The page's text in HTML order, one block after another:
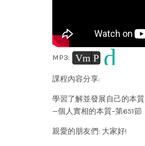
MP3: Vm P d
課程內容分享:
學習了解並發展自己的本質
—個人實相的本質–第651節
親愛的朋友們: 大家好!